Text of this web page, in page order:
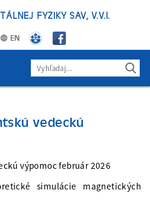
FYZIKY SAV, V.V.I.
EN
vedeckú
výpomoc február 2026
simulácie magnetických